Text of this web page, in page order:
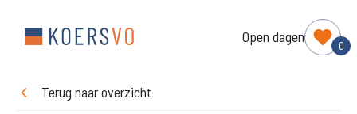
Open dagen
0
Terug naar overzicht